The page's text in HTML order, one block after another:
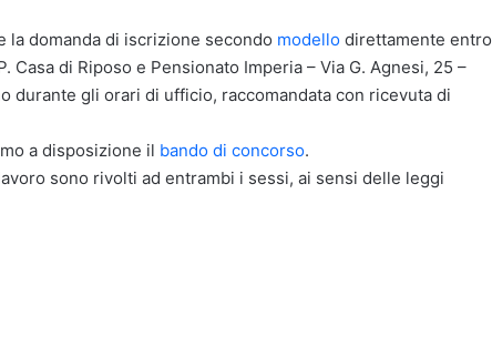
domanda di iscrizione secondo modello direttamente entro
Casa di Riposo e Pensionato Imperia – Via G. Agnesi, 25 –
durante gli orari di ufficio, raccomandata con ricevuta di
a disposizione il bando di concorso.
sono rivolti ad entrambi i sessi, ai sensi delle leggi